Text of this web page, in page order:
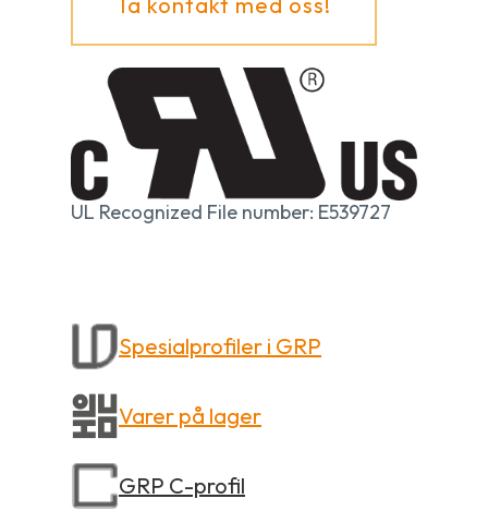
UL Recognized File number: E539727
Spesialprofiler i GRP
Varer på lager
GRP C-profil